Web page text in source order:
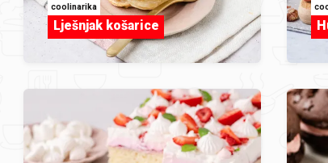
coolinarika
Lješnjak košarice